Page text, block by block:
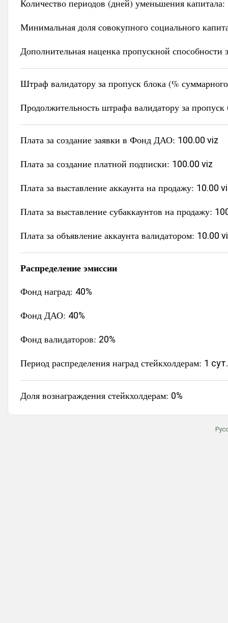
Количество периодов (дней) уменьшения капитала:
Минимальная доля совокупного социального
Дополнительная наценка пропускной
Штраф валидатору за пропуск блока (%
Продолжительность штрафа валидатору за
Плата за создание заявки в Фонд ДАО: 100.00 viz
Плата за создание платной подписки: 100.00 viz
Плата за выставление аккаунта на продажу: 10.00
Плата за выставление субаккаунтов на продажу:
Плата за объявление аккаунта валидатором: 10.00
Распределение эмиссии
Фонд наград: 40%
Фонд ДАО: 40%
Фонд валидаторов: 20%
Период распределения наград стейкхолдерам: 1 сут.
Доля вознаграждения стейкхолдерам: 0%